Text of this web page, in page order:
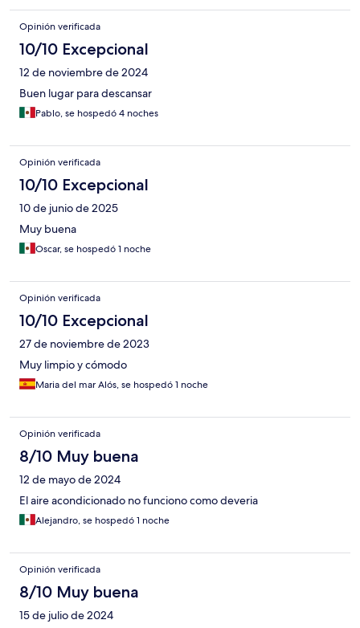
Opinión verificada
10/10 Excepcional
12 de noviembre de 2024
Buen lugar para descansar
Pablo, se hospedó 4 noches
Opinión verificada
10/10 Excepcional
10 de junio de 2025
Muy buena
Oscar, se hospedó 1 noche
Opinión verificada
10/10 Excepcional
27 de noviembre de 2023
Muy limpio y cómodo
Maria del mar Alós, se hospedó 1 noche
Opinión verificada
8/10 Muy buena
12 de mayo de 2024
El aire acondicionado no funciono como deveria
Alejandro, se hospedó 1 noche
Opinión verificada
8/10 Muy buena
15 de julio de 2024